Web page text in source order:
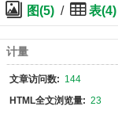
图(5) / 表(4)
计量
文章访问数: 144
HTML全文浏览量: 23